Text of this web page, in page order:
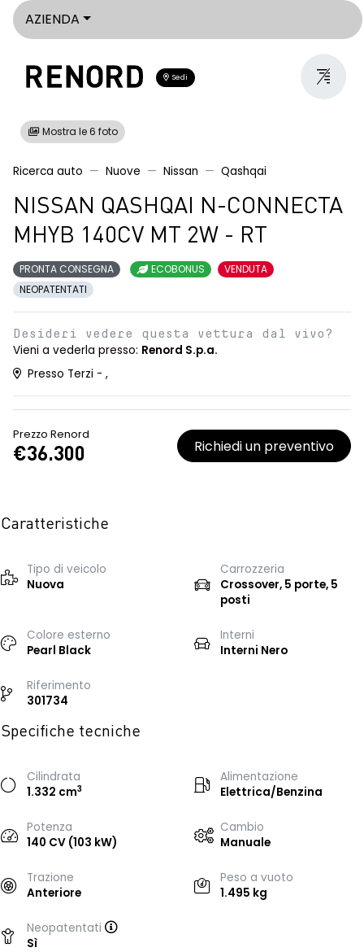
AZIENDA
Sedi
Mostra le 6 foto
Ricerca auto Nuove Nissan Qashqai
NISSAN QASHQAI N-CONNECTA
MHYB 140CV MT 2W - RT
PRONTA CONSEGNA ECOBONUS
VENDUTA
NEOPATENTATI
Desideri vedere questa vettura dal vivo?
Vieni a vederla presso: Renord S.p.a.
Presso Terzi - ,
Prezzo Renord
€36.300 Richiedi un preventivo
Caratteristiche
Tipo di veicolo
Nuova
Carrozzeria
Crossover, 5 porte, 5
posti
Colore esterno
Pearl Black
Interni
Interni Nero
Riferimento
301734
Specifiche tecniche
Cilindrata
1.332 cm3
Alimentazione
Elettrica/Benzina
Potenza
140 CV (103 kW)
Cambio
Manuale
Trazione
Anteriore
Peso a vuoto
1.495 kg
Neopatentati
Sì